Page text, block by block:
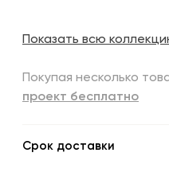
Показать всю
Покупая несколько
проект бесплатно
Срок доставки